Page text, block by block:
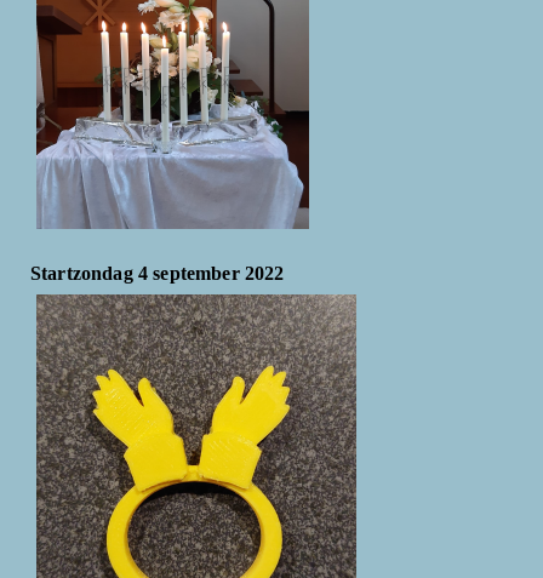
Startzondag 4 september 2022